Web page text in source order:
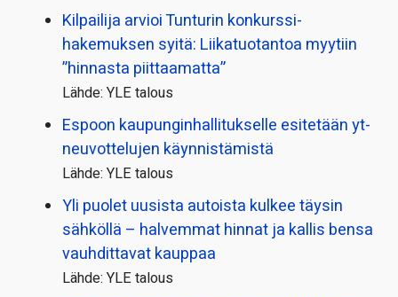
Kilpailija arvioi Tunturin konkurssi­
hakemuksen syitä: Liikatuotantoa myytiin
”hinnasta piittaamatta”
Lähde: YLE talous
Espoon kaupungin­hallitukselle esitetään yt-
neuvottelujen käynnistämistä
Lähde: YLE talous
Yli puolet uusista autoista kulkee täysin
sähköllä – halvemmat hinnat ja kallis bensa
vauhdittavat kauppaa
Lähde: YLE talous